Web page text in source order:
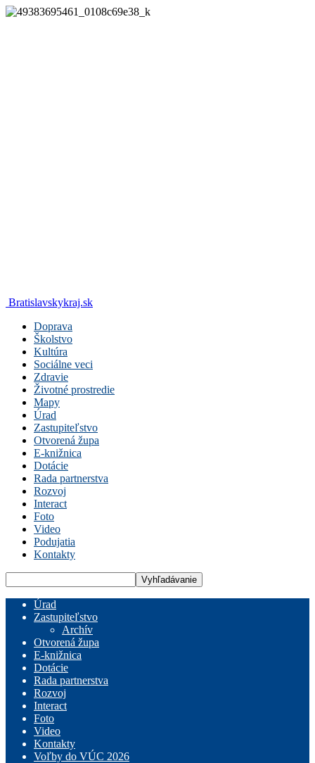
Bratislavskykraj.sk
Doprava
Školstvo
Kultúra
Sociálne veci
Zdravie
Životné prostredie
Mapy
Úrad
Zastupiteľstvo
Otvorená župa
E-knižnica
Dotácie
Rada partnerstva
Rozvoj
Interact
Foto
Video
Podujatia
Kontakty
Úrad
Zastupiteľstvo
Archív
Otvorená župa
E-knižnica
Dotácie
Rada partnerstva
Rozvoj
Interact
Foto
Video
Kontakty
Voľby do VÚC 2026